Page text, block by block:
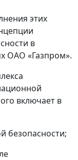
этих
в
ОАО «Газпром».
включает в
безопасности;